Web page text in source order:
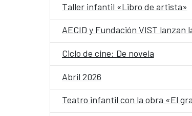
Taller infantil «Libro de artista»
AECID y Fundación VIST lanzan
Ciclo de cine: De novela
Abril 2026
Teatro infantil con la obra «El